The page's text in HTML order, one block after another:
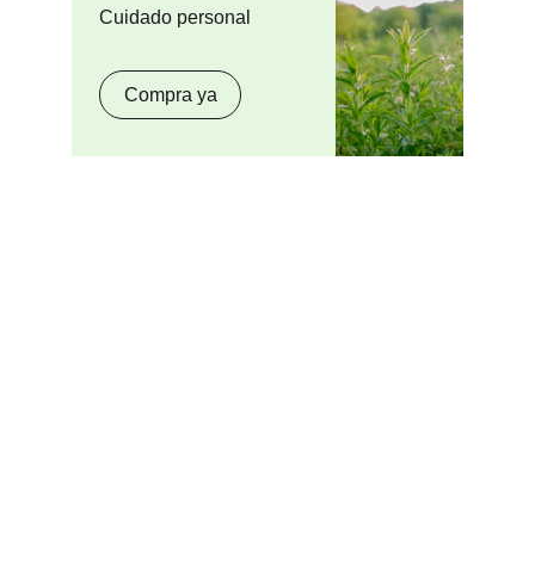
Cuidado personal
Compra ya